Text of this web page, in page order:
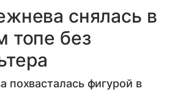
снялась в
топе без
похвасталась фигурой в